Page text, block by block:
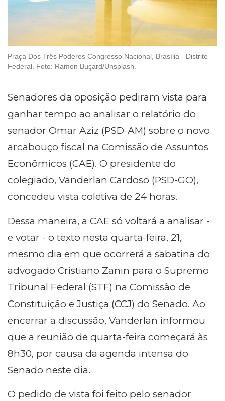
Praça Dos Três Poderes Congresso Nacional, Brasília - Distrito
Federal. Foto: Ramon Buçard/Unsplash.
Senadores da oposição pediram vista para
ganhar tempo ao analisar o relatório do
senador Omar Aziz (PSD-AM) sobre o novo
arcabouço fiscal na Comissão de Assuntos
Econômicos (CAE). O presidente do
colegiado, Vanderlan Cardoso (PSD-GO),
concedeu vista coletiva de 24 horas.
Dessa maneira, a CAE só voltará a analisar -
e votar - o texto nesta quarta-feira, 21,
mesmo dia em que ocorrerá a sabatina do
advogado Cristiano Zanin para o Supremo
Tribunal Federal (STF) na Comissão de
Constituição e Justiça (CCJ) do Senado. Ao
encerrar a discussão, Vanderlan informou
que a reunião de quarta-feira começará às
8h30, por causa da agenda intensa do
Senado neste dia.
O pedido de vista foi feito pelo senador